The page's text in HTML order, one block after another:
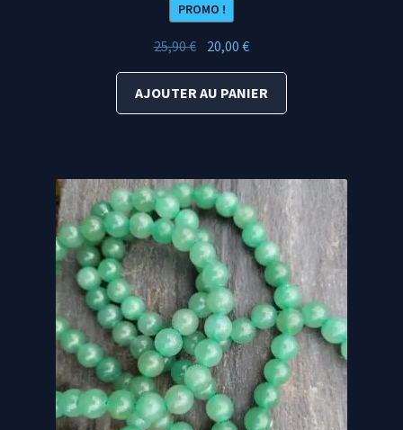
PROMO !
25,90€ Le
prix
initial
était :
20,00€Le
prix
actuel
est :
AJOUTER AU PANIER